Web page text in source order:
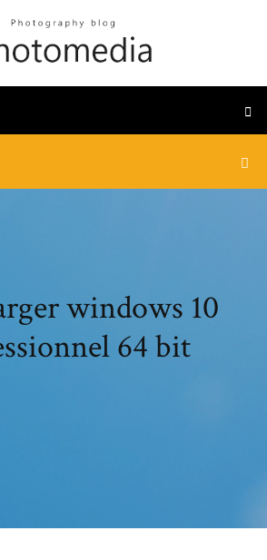
windows 10
64 bit